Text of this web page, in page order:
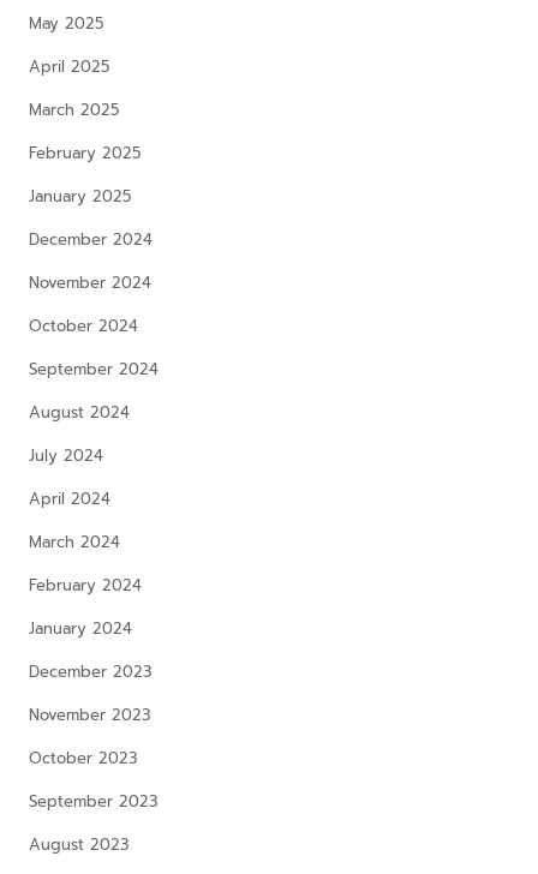
May 2025
April 2025
March 2025
February 2025
January 2025
December 2024
November 2024
October 2024
September 2024
August 2024
July 2024
April 2024
March 2024
February 2024
January 2024
December 2023
November 2023
October 2023
September 2023
August 2023